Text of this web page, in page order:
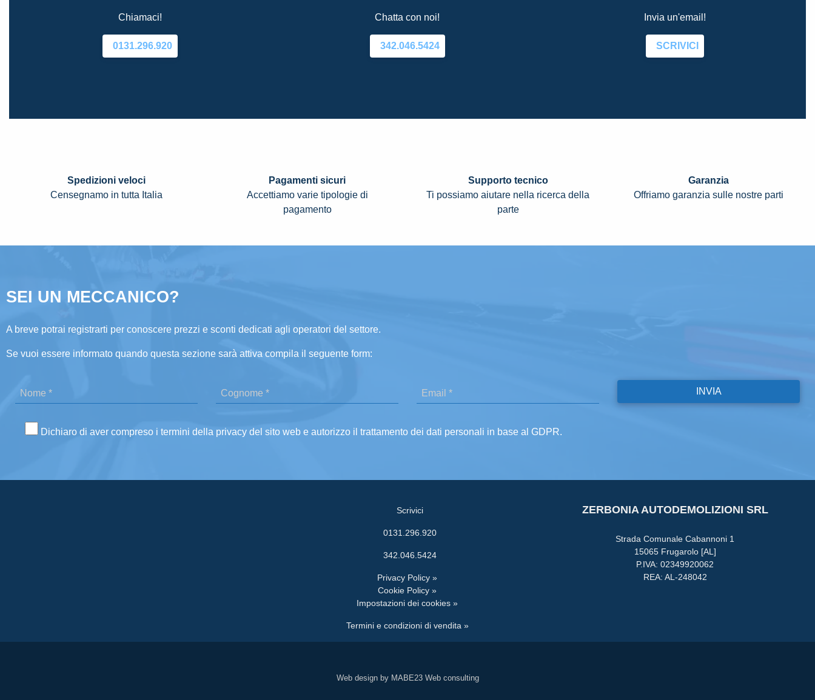
Chiamaci!
0131.296.920
Chatta con noi!
342.046.5424
Invia un'email!
SCRIVICI
Spedizioni veloci
Censegnamo in tutta Italia
Pagamenti sicuri
Accettiamo varie tipologie di
pagamento
Supporto tecnico
Ti possiamo aiutare nella ricerca della
parte
Garanzia
Offriamo garanzia sulle nostre parti
SEI UN MECCANICO?
A breve potrai registrarti per conoscere prezzi e sconti dedicati agli operatori del settore.
Se vuoi essere informato quando questa sezione sarà attiva compila il seguente form:
Dichiaro di aver compreso i termini della privacy del sito web e autorizzo il trattamento dei dati personali in base al GDPR.
Scrivici
0131.296.920
342.046.5424
Privacy Policy »
Cookie Policy »
Impostazioni dei cookies »
Termini e condizioni di vendita »
ZERBONIA AUTODEMOLIZIONI SRL
Strada Comunale Cabannoni 1
15065 Frugarolo [AL]
P.IVA: 02349920062
REA: AL-248042
Web design by MABE23 Web consulting